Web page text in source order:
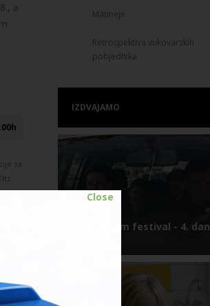
Close
a
za
Matineje
Retrospektiva vukovarskih
pobjednika
IZDVAJAMO
Vukovar film festival - 4. dan